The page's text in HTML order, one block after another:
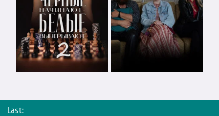
Last: